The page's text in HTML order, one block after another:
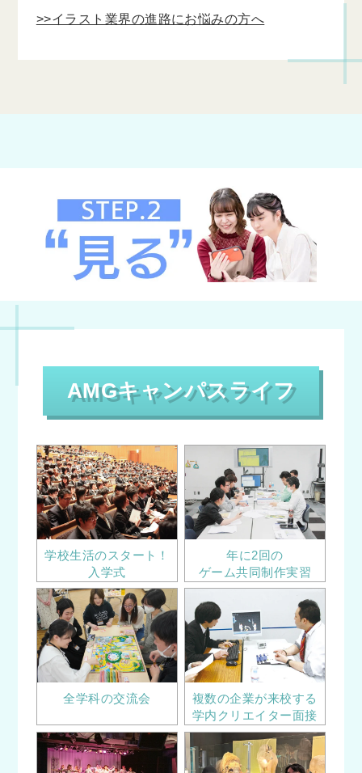
>>イラスト業界の進路にお悩みの方へ
AMGキャンパスライフ
学校生活のスタート！
入学式
年に2回の
ゲーム共同制作実習
全学科の交流会
複数の企業が来校する
学内クリエイター面接